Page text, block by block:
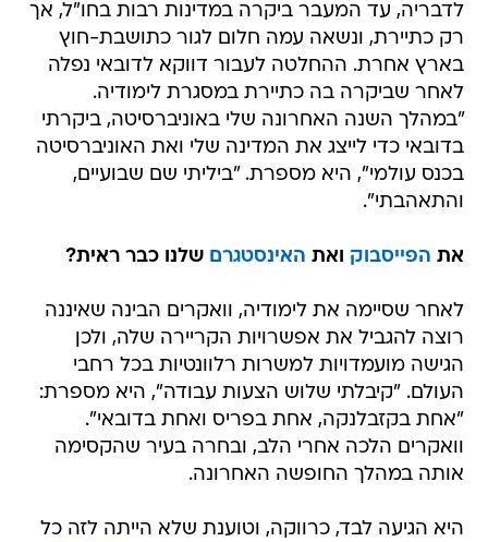
לדבריה, עד המעבר ביקרה במדינות רבות בחו"ל, אך
רק כתיירת, ונשאה עמה חלום לגור כתושבת-חוץ
בארץ אחרת. ההחלטה לעבור דווקא לדובאי נפלה
לאחר שביקרה בה כתיירת במסגרת לימודיה.
"במהלך השנה האחרונה שלי באוניברסיטה, ביקרתי
בדובאי כדי לייצג את המדינה שלי ואת האוניברסיטה
בכנס עולמי", היא מספרת. "ביליתי שם שבועיים,
והתאהבתי".
את הפייסבוק ואת האינסטגרם שלנו כבר ראית?
לאחר שסיימה את לימודיה, וואקרים הבינה שאיננה
רוצה להגביל את אפשרויות הקריירה שלה, ולכן
הגישה מועמדויות למשרות רלוונטיות בכל רחבי
העולם. "קיבלתי שלוש הצעות עבודה", היא מספרת:
"אחת בקזבלנקה, אחת בפריס ואחת בדובאי".
וואקרים הלכה אחרי הלב, ובחרה בעיר שהקסימה
אותה במהלך החופשה האחרונה.
היא הגיעה לבד, כרווקה, וטוענת שלא הייתה לזה כל